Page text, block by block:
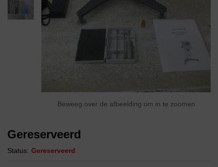
Beweeg over de afbeelding om in te zoomen
Gereserveerd
Status: Gereserveerd